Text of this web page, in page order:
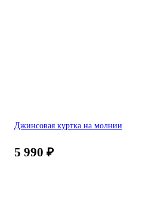
Джинсовая куртка на молнии
5 990 ₽